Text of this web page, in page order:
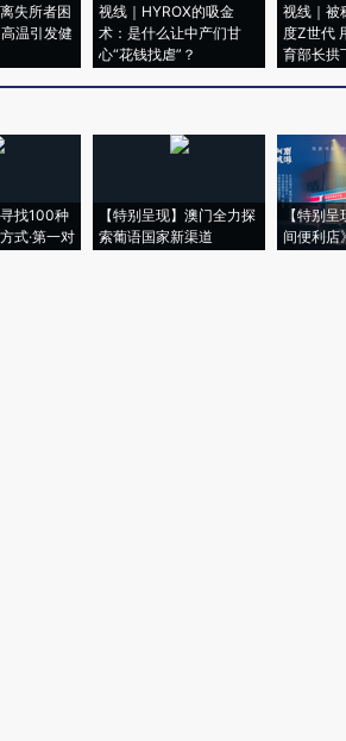
失所者困
温引发健
视线｜HYROX的吸金
术：是什么让中产们甘
心“花钱找虐”？
视线｜被
度Z世代
育部长拱
寻找100种
式·第一对
【特别呈现】澳门全力探
索葡语国家新渠道
【特别
间便利店